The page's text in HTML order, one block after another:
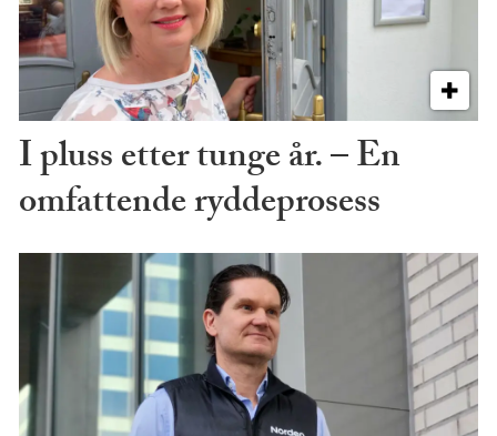
I pluss etter tunge år. – En
omfattende ryddeprosess